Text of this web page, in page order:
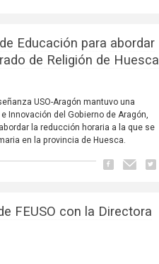
Educación para abordar
de Religión de Huesca
USO-Aragón mantuvo una
Innovación del Gobierno de Aragón,
la reducción horaria a la que se
en la provincia de Huesca.
FEUSO con la Directora